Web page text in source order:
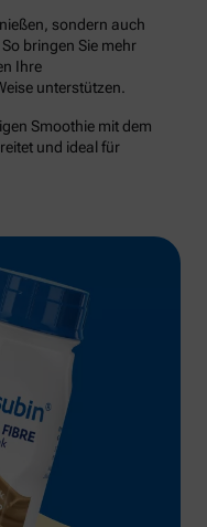
sondern auch
bringen Sie mehr
Ihre
unterstützen.
Smoothie mit dem
und ideal für